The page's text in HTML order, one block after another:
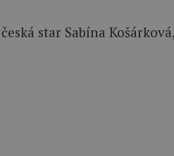
star Sabína